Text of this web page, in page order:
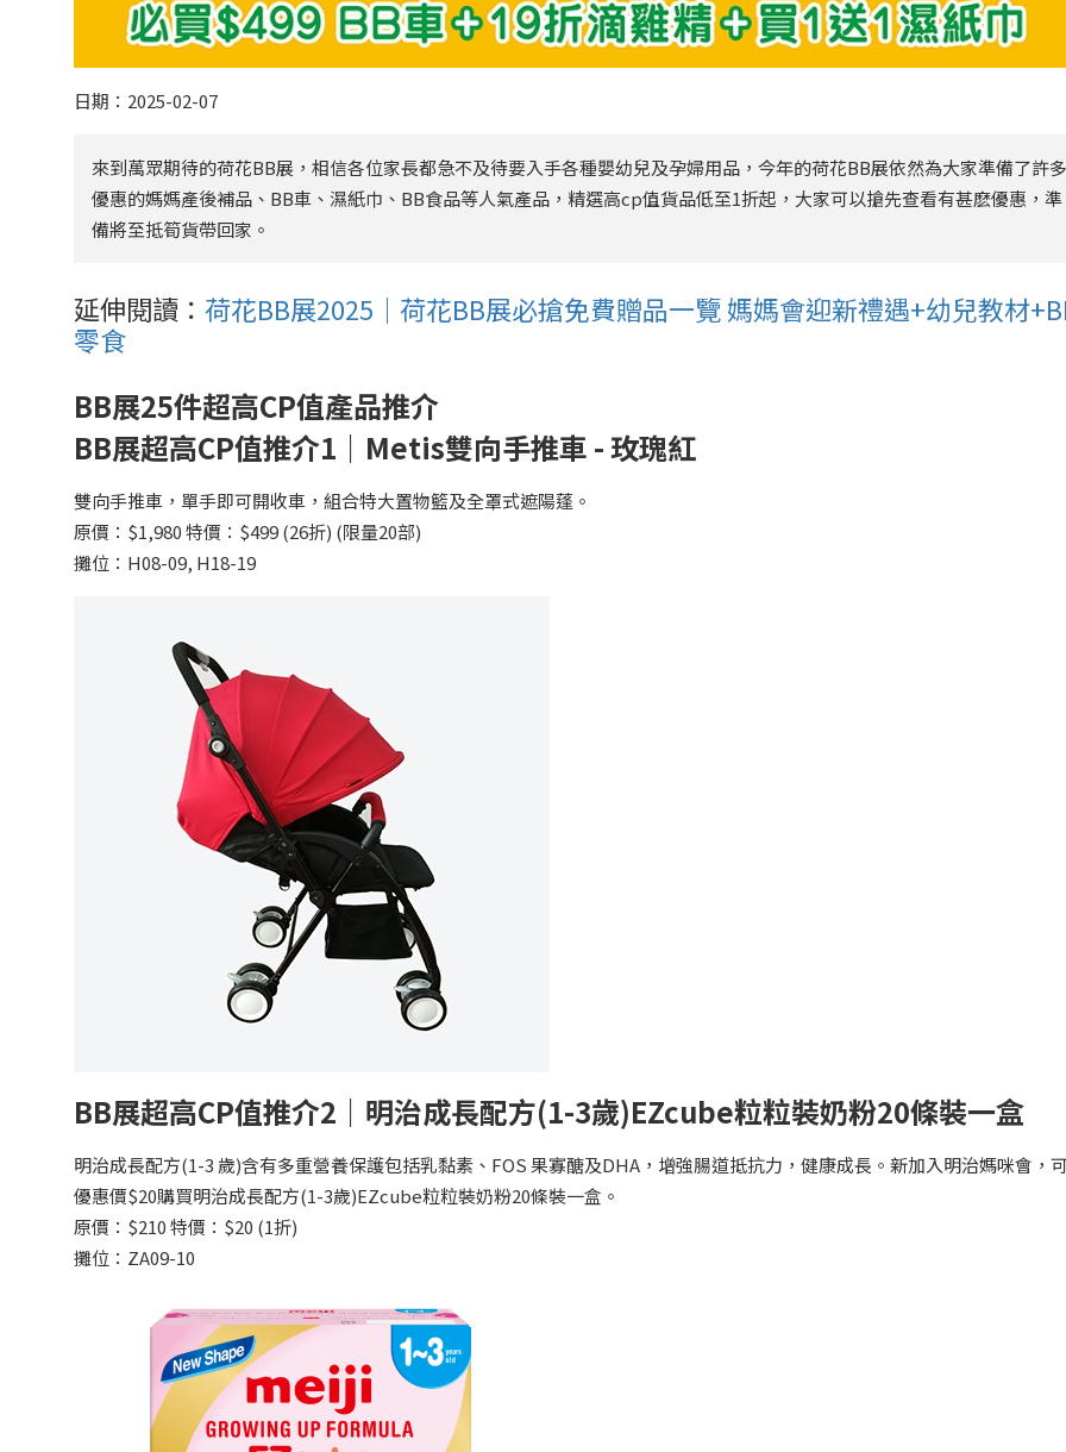
日期：2025-02-07
來到萬眾期待的荷花BB展，相信各位家長都急不及待要入手各種嬰幼兒及孕婦用品，今年的荷花BB展依然為大家準備了許多
優惠的媽媽產後補品、BB車、濕紙巾、BB食品等人氣產品，精選高cp值貨品低至1折起，大家可以搶先查看有甚麽優惠，準
備將至抵筍貨帶回家。
延伸閱讀： 荷花BB展2025｜荷花BB展必搶免費贈品一覽 媽媽會迎新禮遇+幼兒教材
零食
BB展25件超高CP值產品推介
BB展超高CP值推介1｜Metis雙向手推車 - 玫瑰紅
雙向手推車，單手即可開收車，組合特大置物籃及全罩式遮陽蓬。
原價：$1,980 特價：$499 (26折) (限量20部)
攤位：H08-09, H18-19
BB展超高CP值推介2｜明治成長配方(1-3歲)EZcube粒粒裝奶粉20條裝一盒
明治成長配方(1-3 歲)含有多重營養保護包括乳黏素、FOS 果寡醣及DHA，增強腸道抵抗力，健康成長。新加入明治媽咪會，
優惠價$20購買明治成長配方(1-3歲)EZcube粒粒裝奶粉20條裝一盒。
原價：$210 特價：$20 (1折)
攤位：ZA09-10